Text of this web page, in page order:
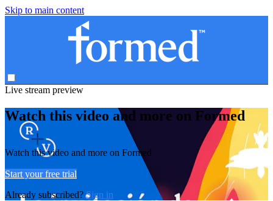
Skip to main content
Live stream preview
Watch this video and more on Formed
Watch this video and more on Formed
Start your free trial
Already subscribed?Sign in